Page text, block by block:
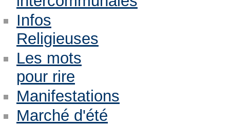
Infos
Religieuses
Les mots
pour rire
Manifestations
Marché d'été